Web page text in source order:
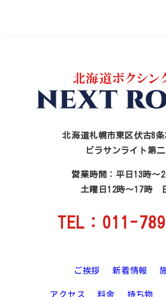
北海道札幌市東区伏古8
ビラサンライト第
営業時間：平日13時～
土曜日12時～17時
TEL：011-
ご挨拶 新着情報
アクセス 料金 持ち物